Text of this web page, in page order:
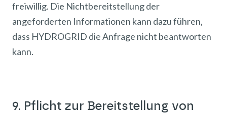
freiwillig. Die Nichtbereitstellung der
angeforderten Informationen kann dazu führen,
dass HYDROGRID die Anfrage nicht beantworten
kann.
9. Pflicht zur Bereitstellung von